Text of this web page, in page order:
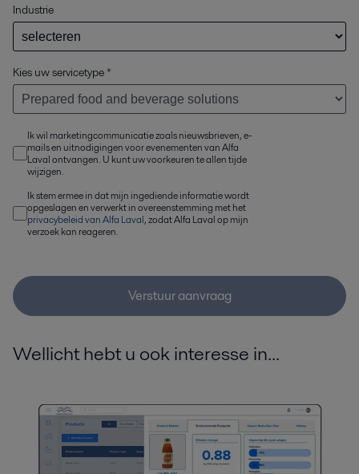
Industrie
Kies uw servicetype *
Ik wil marketingcommunicatie zoals nieuwsbrieven, e-
mails en uitnodigingen voor evenementen van Alfa
Laval ontvangen. U kunt uw voorkeuren te allen tijde
wijzigen.
Ik stem ermee in dat mijn ingediende informatie wordt
opgeslagen en verwerkt in overeenstemming met het
privacybeleid van Alfa Laval, zodat Alfa Laval op mijn
verzoek kan reageren.
Verstuur aanvraag
Wellicht hebt u ook interesse in...